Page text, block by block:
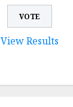
View Results